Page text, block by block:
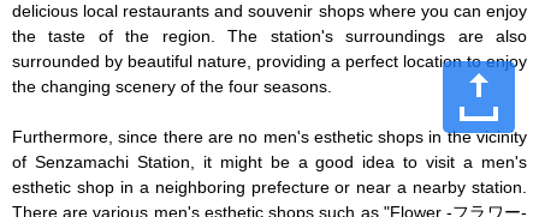
delicious local restaurants and souvenir shops where you can enjoy
the taste of the region. The station's surroundings are also
surrounded by beautiful nature, providing a perfect location to enjoy
the changing scenery of the four seasons.
Furthermore, since there are no men's esthetic shops in the vicinity
of Senzamachi Station, it might be a good idea to visit a men's
esthetic shop in a neighboring prefecture or near a nearby station.
There are various men's esthetic shops such as "Flower -フラワー-